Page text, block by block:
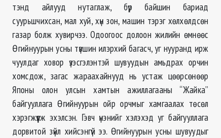
тэнд айлууд нутаглаж, бүр байшин бариад
суурьшчихсан, мал хуй, хүн зон, машин тэрэг хөлхөлдсөн
газар болж хувирчээ. Одоогоос долоон жилийн өмнөөс
Өгийнуурын усны түвшин илэрхий багасч, уг нууранд ирж
чуулдаг ховор үзэсгэлэнтэй шувуудын амьдрах орчин
хомсдож, загас жараахайнууд нь устаж цөөрсөнөөр
Японы олон улсын хамтын ажиллагааны “Жайка”
байгууллага Өгийнуурын ойр орчмыг хамгаалах төсөл
хэрэгжүүлж эхэлсэн. Гэвч үнэнийг хэлэхэд уг байгууллага
дорвитой зүйл хийсэнгүй ээ. Өгийнуурын усны шувуудыг